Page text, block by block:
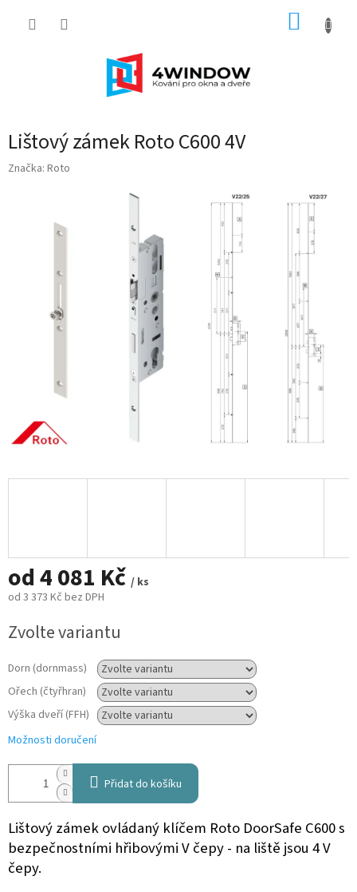
Lištový zámek Roto C600 4V
Značka: Roto
od4 081 Kč / ks
od 3 373 Kč bez DPH
cena:
Zvolte variantu
Dorn (dornmass)
Ořech (čtyřhran)
Výška dveří (FFH)
Možnosti doručení
Přidat do košíku
Lištový zámek ovládaný klíčem Roto DoorSafe C600 s
bezpečnostními hřibovými V čepy - na liště jsou 4 V
čepy.